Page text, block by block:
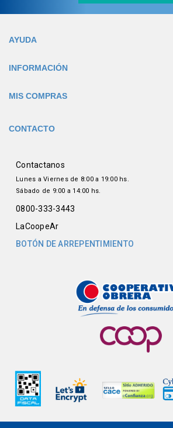
AYUDA
INFORMACIÓN
MIS COMPRAS
CONTACTO
Contactanos
Lunes a Viernes de 8:00 a 19:00 hs.
Sábado de 9:00 a 14:00 hs.
0800-333-3443
LaCoopeAr
BOTÓN DE ARREPENTIMIENTO